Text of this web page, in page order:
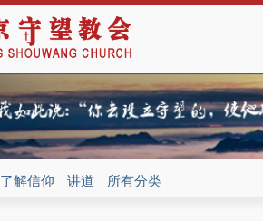
了解信仰 讲道 所有分类